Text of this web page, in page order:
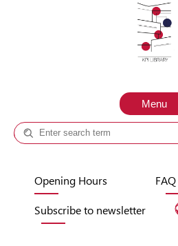
Menu
Opening Hours
FAQ
Subscribe to newsletter